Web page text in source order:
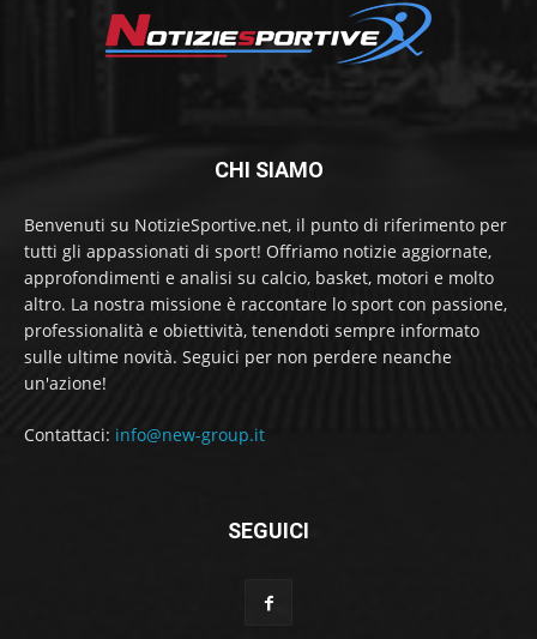
CHI SIAMO
Benvenuti su NotizieSportive.net, il punto di riferimento per
tutti gli appassionati di sport! Offriamo notizie aggiornate,
approfondimenti e analisi su calcio, basket, motori e molto
altro. La nostra missione è raccontare lo sport con passione,
professionalità e obiettività, tenendoti sempre informato
sulle ultime novità. Seguici per non perdere neanche
un'azione!
Contattaci: info@new-group.it
SEGUICI